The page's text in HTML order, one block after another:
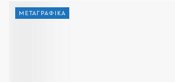
ΜΕΤΑΓΡΑΦΙΚΑ